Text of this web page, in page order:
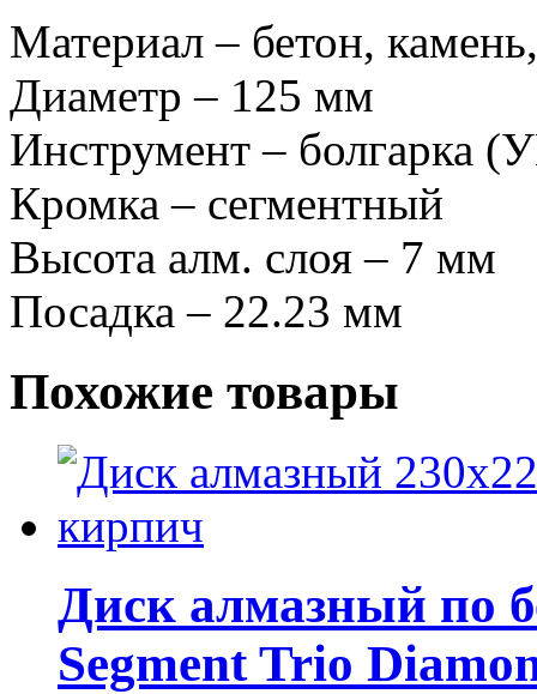
Материал – бетон,
Диаметр – 125 мм
Инструмент – болгарка
Кромка – сегментный
Высота алм. слоя – 7 мм
Посадка – 22.23 мм
Похожие товары
Диск алмазный по
Segment Trio